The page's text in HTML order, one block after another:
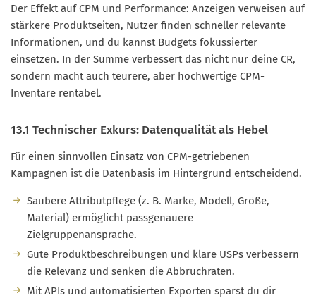
Der Effekt auf CPM und Performance: Anzeigen verweisen auf
stärkere Produktseiten, Nutzer finden schneller relevante
Informationen, und du kannst Budgets fokussierter
einsetzen. In der Summe verbessert das nicht nur deine CR,
sondern macht auch teurere, aber hochwertige CPM-
Inventare rentabel.
13.1 Technischer Exkurs: Datenqualität als Hebel
Für einen sinnvollen Einsatz von CPM-getriebenen
Kampagnen ist die Datenbasis im Hintergrund entscheidend.
Saubere Attributpflege (z. B. Marke, Modell, Größe,
Material) ermöglicht passgenauere
Zielgruppenansprache.
Gute Produktbeschreibungen und klare USPs verbessern
die Relevanz und senken die Abbruchraten.
Mit APIs und automatisierten Exporten sparst du dir